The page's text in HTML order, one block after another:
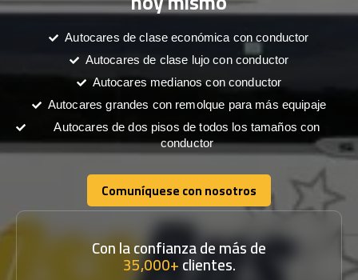
Autocares de clase económica con conductor
Autocares de clase lujo con conductor
Autocares medianos con conductor
Autocares grandes con remolque para más equipaje
Autocares de dos pisos de todos los tamaños con
conductor
Comuníquese con nosotros
Comuníquese con nosotros
Con la confianza de más de
35,000+clientes.